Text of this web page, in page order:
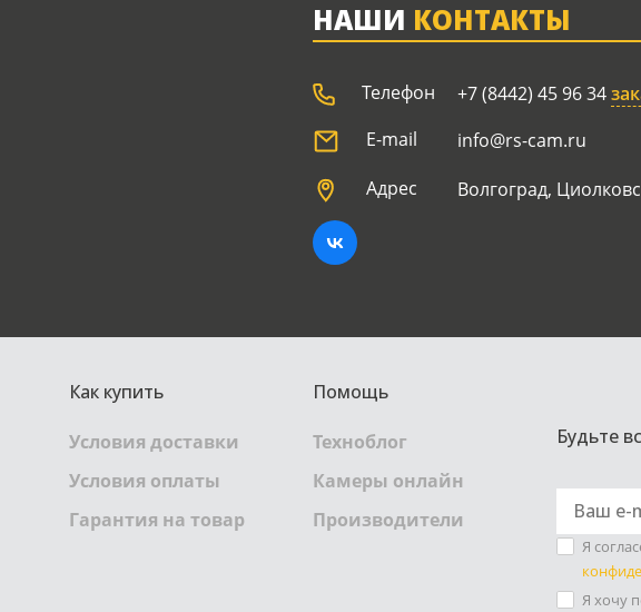
НАШИ КОНТАКТЫ
Телефон +7 (8442) 45 96 34
E-mail
info@rs-cam.ru
Адрес
Волгоград,
Как купить
Условия доставки
Условия оплаты
Гарантия на товар
Помощь
Техноблог
Камеры онлайн
Производители
Будьте
Я
Я хочу